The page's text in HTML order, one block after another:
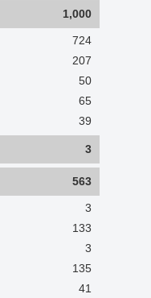
1,000
724
207
50
65
39
3
563
3
133
3
135
41